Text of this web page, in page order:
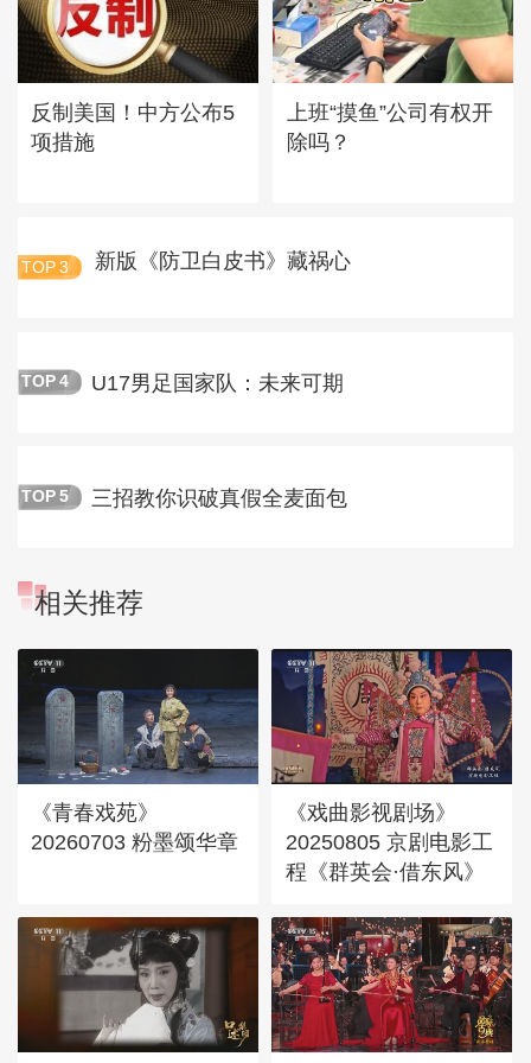
反制美国！中方公布5
项措施
上班“摸鱼”公司有权开
除吗？
TOP 3 新版《防卫白皮书》藏祸心
TOP 4 U17男足国家队：未来可期
TOP 5 三招教你识破真假全麦面包
相关推荐
《青春戏苑》
20260703 粉墨颂华章
《戏曲影视剧场》
20250805 京剧电影工
程《群英会·借东风》